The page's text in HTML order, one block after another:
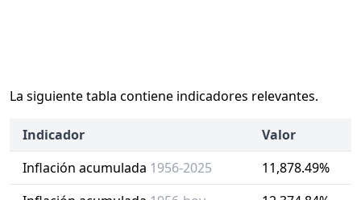
La siguiente tabla contiene indicadores relevantes.
Indicador
Valor
Inflación acumulada 1956-2025
11,878.49%